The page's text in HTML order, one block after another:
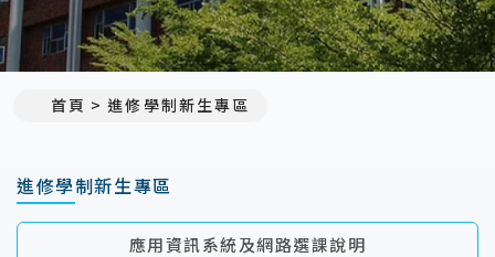
首頁 進修學制新生專區
進修學制新生專區
應用資訊系統及網路選課說明